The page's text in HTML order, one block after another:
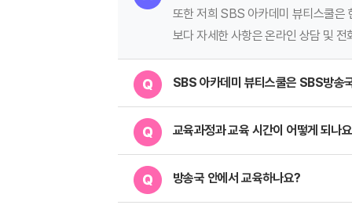
또한 저희 SBS 아카데미 뷰티스쿨은
보다 자세한 사항은 온라인 상담 및
SBS 아카데미 뷰티스쿨은 SBS방송
교육과정과 교육 시간이 어떻게 되나
방송국 안에서 교육하나요?